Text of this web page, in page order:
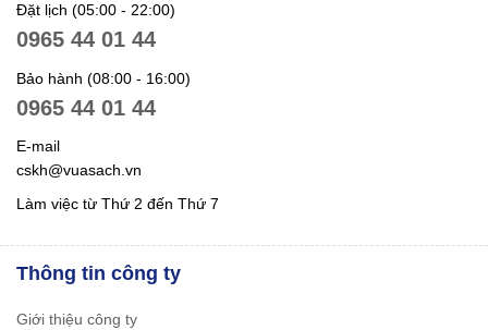
Đặt lịch (05:00 - 22:00)
0965 44 01 44
Bảo hành (08:00 - 16:00)
0965 44 01 44
E-mail
cskh@vuasach.vn
Làm việc từ Thứ 2 đến Thứ 7
Thông tin công ty
Giới thiệu công ty